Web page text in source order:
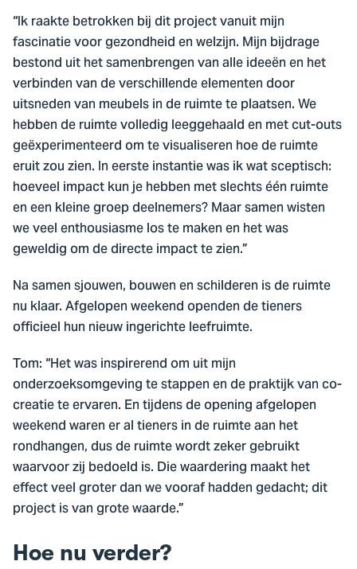
“Ik raakte betrokken bij dit project vanuit mijn
fascinatie voor gezondheid en welzijn. Mijn bijdrage
bestond uit het samenbrengen van alle ideeën en het
verbinden van de verschillende elementen door
uitsneden van meubels in de ruimte te plaatsen. We
hebben de ruimte volledig leeggehaald en met cut-outs
geëxperimenteerd om te visualiseren hoe de ruimte
eruit zou zien. In eerste instantie was ik wat sceptisch:
hoeveel impact kun je hebben met slechts één ruimte
en een kleine groep deelnemers? Maar samen wisten
we veel enthousiasme los te maken en het was
geweldig om de directe impact te zien.”
Na samen sjouwen, bouwen en schilderen is de ruimte
nu klaar. Afgelopen weekend openden de tieners
officieel hun nieuw ingerichte leefruimte.
Tom: “Het was inspirerend om uit mijn
onderzoeksomgeving te stappen en de praktijk van co-
creatie te ervaren. En tijdens de opening afgelopen
weekend waren er al tieners in de ruimte aan het
rondhangen, dus de ruimte wordt zeker gebruikt
waarvoor zij bedoeld is. Die waardering maakt het
effect veel groter dan we vooraf hadden gedacht; dit
project is van grote waarde.”
Hoe nu verder?